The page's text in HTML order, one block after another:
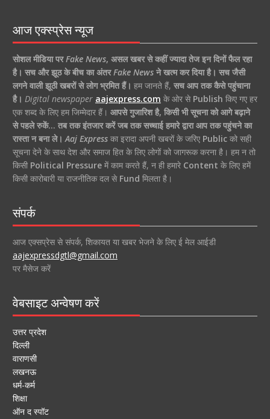
आज एक्स्प्रेस न्यूज
सोशल मीडिया परFake News, असल खबर से कहीं ज्यादा तेज इन दिनों फैल रहा
है। सच और झूठ के बीच का अंतरFake Newsने खत्म कर दिया है। सच जैसी
लगने वाली झूठी खबरों से लोग भ्रमित हैं। हम जानते हैं, सच आप तक कैसे पहुंचाना
है। Digital newspaper aajexpress.com के ओर से Publish किए गए हर
एक शब्द के लिए हम जिम्मेदार हैं। आपसे गुजारिश है, किसी भी सूचना को आगे बढ़ाने
से पहले रुकें… तब तक इंतजार करें जब तक सच्चाई हमारे द्वारा आप तक पहुंचने का
रास्ता न बना ले। Aaj Expressका इरादा अपनी खबरों के जरिए Publicको सही
सूचना देने के साथ देश और समाज हित के लिए लोगों को जागरूक करना है। हम न तो
किसी Political Pressureमें काम करते हैं, न ही हमारे Content के लिए हमें
किसी कारोबारी या राजनीतिक दल से Fund मिलता है।
संपर्क
आज एक्सप्रेस से संपर्क, शिकायत या खबर भेजने के लिए ई मेल आईडी
aajexpressdgtl@gmail.com
पर मैसेज करें
वेबसाइट अन्वेषण करें
उत्तर प्रदेश
दिल्ली
वाराणसी
लखनऊ
धर्म-कर्म
शिक्षा
ऑन द स्पॉट